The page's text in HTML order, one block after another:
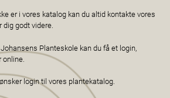
er i vores katalog kan du altid kontakte vores
godt videre.
Planteskole kan du få et login,
online.
login til vores plantekatalog.